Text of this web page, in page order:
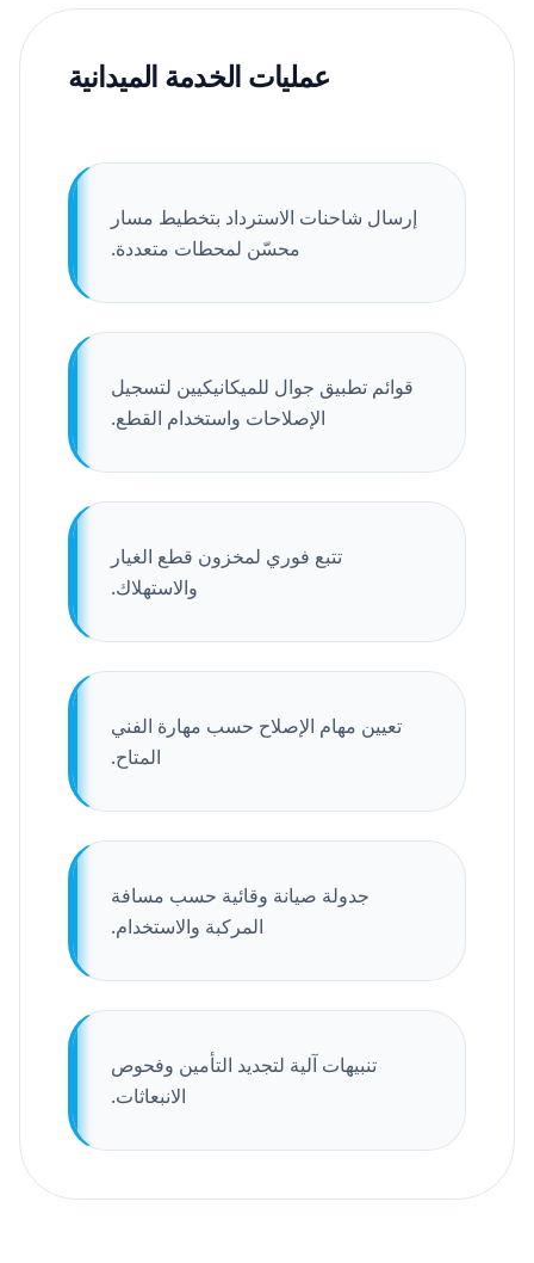
عمليات الخدمة الميدانية
إرسال شاحنات الاسترداد بتخطيط مسار
محسّن لمحطات متعددة.
قوائم تطبيق جوال للميكانيكيين لتسجيل
الإصلاحات واستخدام القطع.
تتبع فوري لمخزون قطع الغيار
والاستهلاك.
تعيين مهام الإصلاح حسب مهارة الفني
المتاح.
جدولة صيانة وقائية حسب مسافة
المركبة والاستخدام.
تنبيهات آلية لتجديد التأمين وفحوص
الانبعاثات.